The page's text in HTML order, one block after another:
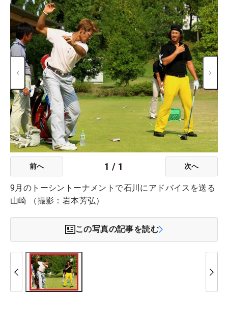
前へ 1 / 1 次へ
9月のトーシントーナメントで石川にアドバイスを送る
山崎 （撮影：岩本芳弘）
この写真の記事を読む